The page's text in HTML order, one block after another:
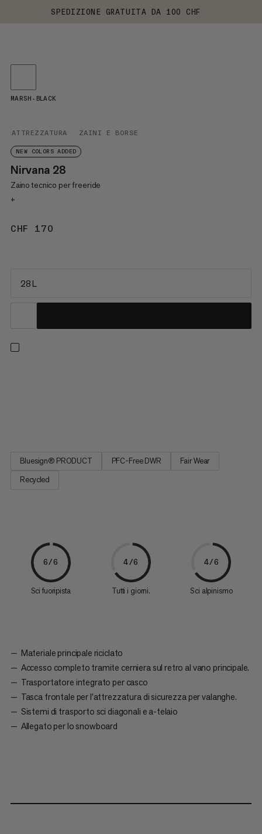
SPEDIZIONE GRATUITA DA 100 CHF
ATTREZZATURA ZAINI E BORSE
NEW COLORS ADDED
Nirvana 28
Zaino tecnico per freeride
+
CHF 170
MARSH-BLACK
28 L
Bluesign® PRODUCT PFC-Free DWR
Fair Wear
Recycled
6/6
Sci fuoripista
4/6
Tutti i giorni.
4/6
Sci alpinismo
Materiale principale riciclato
Accesso completo tramite cerniera sul retro al vano principale.
Trasportatore integrato per casco
Tasca frontale per l'attrezzatura di sicurezza per valanghe.
Sistemi di trasporto sci diagonali e a-telaio
Allegato per lo snowboard